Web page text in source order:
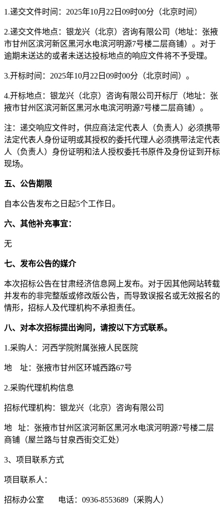
1 .递交文件时间： 2025年10月 22 日 09时00分（北京时间）
2.递交文件地点：银龙兴（北京）咨询有限公司（地址：张掖
市甘州区滨河新区黑河水电滨河明源7号楼二层商铺）。对于
逾期未送达的或者未送达投标地点的响应文件将不予受理。
3.开标时间： 2025年10月 22 日 09时00分（北京时间）。
4.开标地点：银龙兴（北京）咨询有限公司开标厅 （地址：张
掖市甘州区滨河新区黑河水电滨河明源7号楼二层商铺）。
注：递交响应文件时， 供应商法定代表人（负责人）必须携带
法定代表人身份证明或其授权的委托代理人必须携带法定代表
人（负责人）身份证明和法人授权委托书原件及身份证到开标
现场。
五、公告期限
自本公告发布之日起5个工作日。
六、其他补充事宜：
无
七、 发布公告的媒介
本次招标公告在甘肃经济信息网上发布。对于因其他网站转载
并发布的非完整版或修改版公告，而导致误报名或无效报名的
情形，招标人及代理机构不承担责任。
八、对本次招标提出询问，请按以下方式联系。
1.采购人：河西学院附属张掖人民医院
地 址：张掖市甘州区环城西路67号
2.采购代理机构信息
招标代理机构：银龙兴（北京）咨询有限公司
地 址：张掖市甘州区滨河新区黑河水电滨河明源7号楼二层
商铺（屋兰路与甘泉西街交汇处）
3、项目联系方式
项目联系人：
招标办公室 电话： 0936-8553689（采购人）